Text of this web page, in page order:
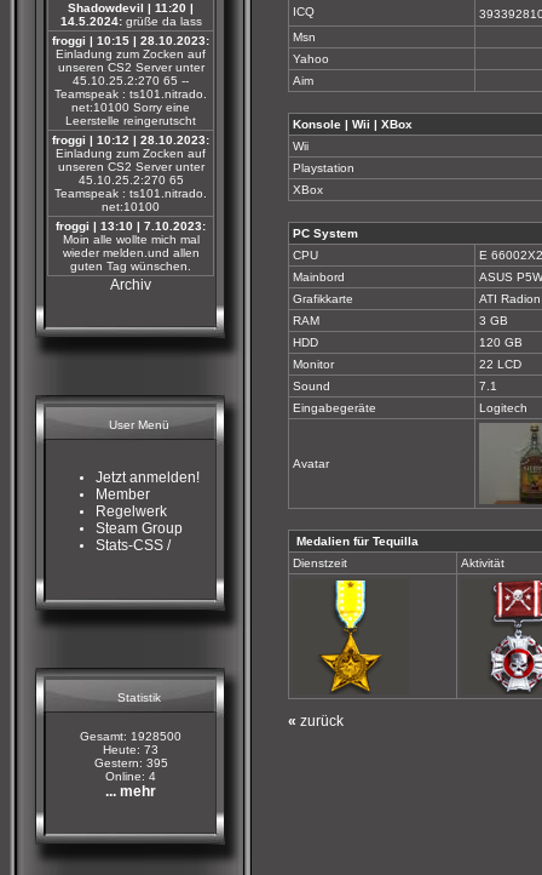
Shadowdevil | 11:20 |
14.5.2024:grüße da lass
froggi | 10:15 | 28.10.2023:
Einladung zum Zocken auf
unseren CS2 Server unter
45.10.25.2:270 65 --
Teamspeak : ts101.nitrado.
net:10100 Sorry eine
Leerstelle reingerutscht
froggi | 10:12 | 28.10.2023:
Einladung zum Zocken auf
unseren CS2 Server unter
45.10.25.2:270 65
Teamspeak : ts101.nitrado.
net:10100
froggi | 13:10 | 7.10.2023:
Moin alle wollte mich mal
wieder melden.und allen
guten Tag wünschen.
Archiv
User Menü
Jetzt anmelden!
Member
Regelwerk
Steam Group
Stats-CSS /
Statistik
Gesamt: 1928500
Heute: 73
Gestern: 395
Online: 4
... mehr
ICQ
Msn
Yahoo
Aim
Konsole | Wii | XBox
Wii
Playstation
XBox
PC System
CPU
E
Mainbord
ASUS
Grafikkarte
ATI
RAM
3 GB
HDD
120 GB
Monitor
22 LCD
Sound
7.1
Eingabegeräte
Logitech
Avatar
Medalien für Tequilla
Dienstzeit
Aktivität
« zurück